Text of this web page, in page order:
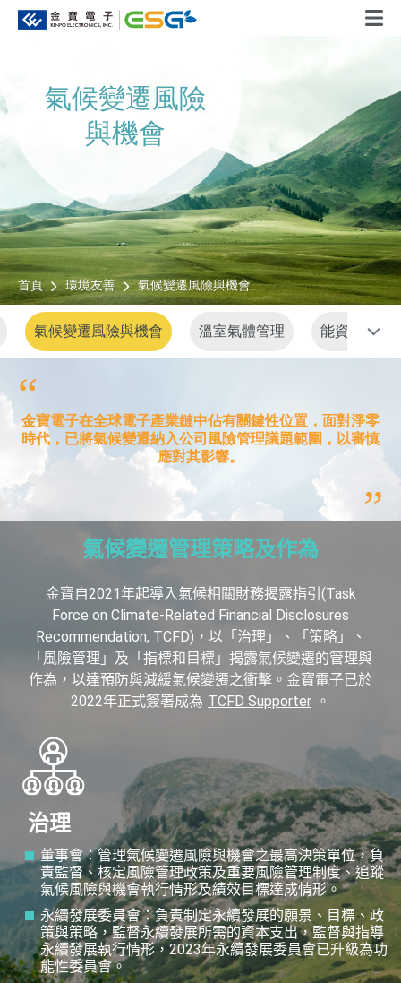
氣候變遷管理策略及作為
金寶自2021年起導入氣候相關財務揭露指引(Task
Force on Climate-Related Financial Disclosures
Recommendation, TCFD)，以「治理」、「策略」、
「風險管理」及「指標和目標」揭露氣候變遷的管理與
作為，以達預防與減緩氣候變遷之衝擊。金寶電子已於
2022年正式簽署成為 TCFD Supporter 。
治理
董事會：管理氣候變遷風險與機會之最高決策單位，負
責監督、核定風險管理政策及重要風險管理制度、追蹤
氣候風險與機會執行情形及績效目標達成情形。
永續發展委員會：負責制定永續發展的願景、目標、政
策與策略，監督永續發展所需的資本支出，監督與指導
永續發展執行情形，2023年永續發展委員會已升級為功
能性委員會。